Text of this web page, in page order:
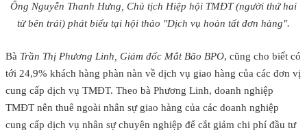
Ông Nguyễn Thanh Hưng, Chủ tịch Hiệp hội TMĐT (người thứ hai
từ bên trái) phát biểu tại hội thảo "Dịch vụ hoàn tất đơn hàng".
Bà Trần Thị Phương Linh, Giám đốc Mắt Bão BPO, cũng cho biết có
tới 24,9% khách hàng phàn nàn về dịch vụ giao hàng của các đơn vị
cung cấp dịch vụ TMĐT. Theo bà Phương Linh, doanh nghiệp
TMĐT nên thuê ngoài nhân sự giao hàng của các doanh nghiệp
cung cấp dịch vụ nhân sự chuyên nghiệp để cắt giảm chi phí đầu tư